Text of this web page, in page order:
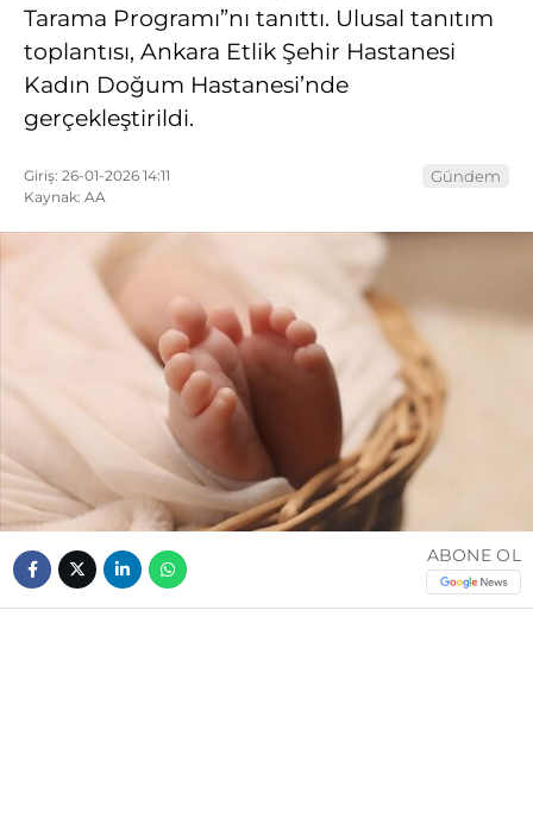
Tarama Programı”nı tanıttı. Ulusal tanıtım
toplantısı, Ankara Etlik Şehir Hastanesi
Kadın Doğum Hastanesi’nde
gerçekleştirildi.
Giriş: 26-01-2026 14:11
Kaynak: AA
Gündem
ABONE OL